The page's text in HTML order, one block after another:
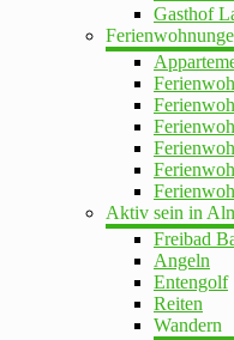
Gasthof
Aktiv sein in
Freibad
Angeln
Entengolf
Reiten
Wandern